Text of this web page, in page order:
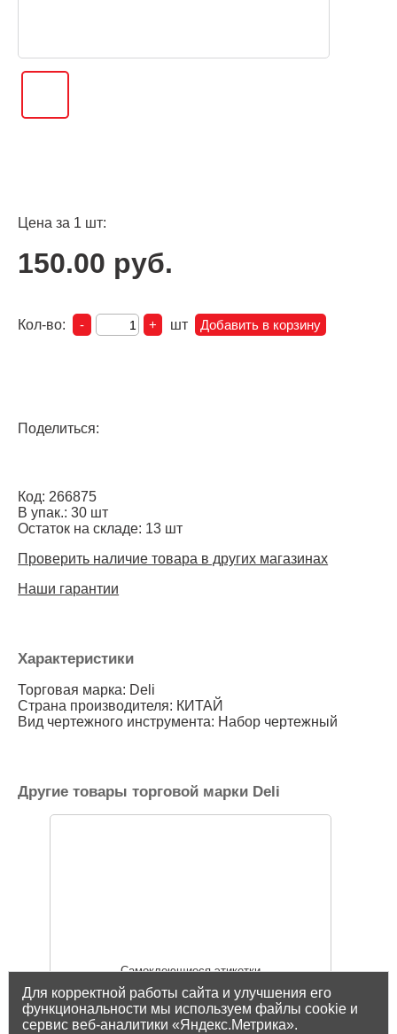
Цена за 1 шт:
150.00 руб.
Кол-во: шт
Поделиться:
Код: 266875
В упак.: 30 шт
Остаток на складе: 13 шт
Проверить наличие товара в других магазинах
Наши гарантии
Характеристики
Торговая марка: Deli
Страна производителя: КИТАЙ
Вид чертежного инструмента: Набор чертежный
Другие товары торговой марки Deli
Самоклеющиеся этикетки
Для корректной работы сайта и улучшения его
функциональности мы используем файлы cookie и
сервис веб-аналитики «Яндекс.Метрика».